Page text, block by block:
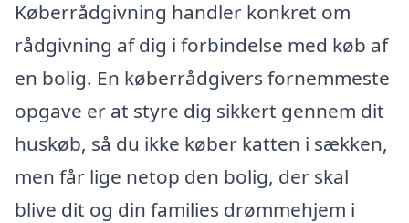
Køberrådgivning handler konkret om
rådgivning af dig i forbindelse med køb af
en bolig. En køberrådgivers fornemmeste
opgave er at styre dig sikkert gennem dit
huskøb, så du ikke køber katten i sækken,
men får lige netop den bolig, der skal
blive dit og din families drømmehjem i